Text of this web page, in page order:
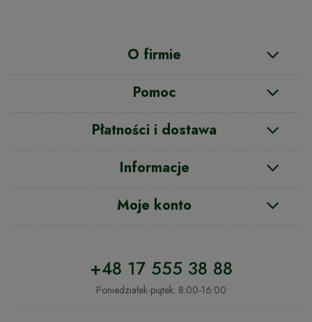
O firmie
Pomoc
Płatności i dostawa
Informacje
Moje konto
+48 17 555 38 88
Poniedziałek-piątek: 8:00-16:00